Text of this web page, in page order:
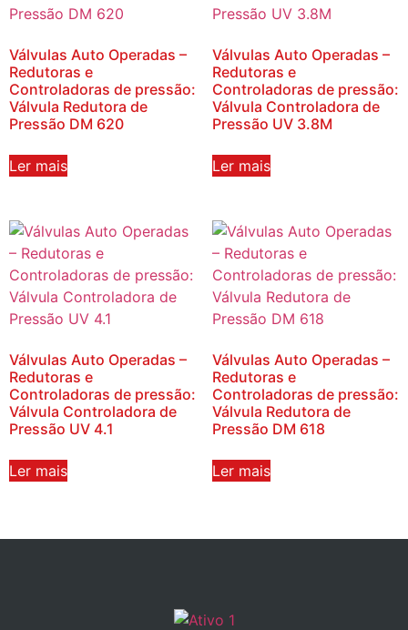
Válvulas Auto Operadas –
Redutoras e
Controladoras de pressão:
Válvula Redutora de
Pressão DM 620
Ler mais
Válvulas Auto Operadas –
Redutoras e
Controladoras de pressão:
Válvula Controladora de
Pressão UV 3.8M
Ler mais
Válvulas Auto Operadas –
Redutoras e
Controladoras de pressão:
Válvula Controladora de
Pressão UV 4.1
Ler mais
Válvulas Auto Operadas –
Redutoras e
Controladoras de pressão:
Válvula Redutora de
Pressão DM 618
Ler mais